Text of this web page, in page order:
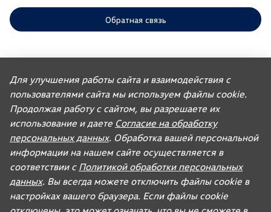
Обратная связь
предусмотренных законодательством РФ, по удовлетворению
требований покупателей автомобилей, ранее изготовленных или
импортированных ООО «ФОЛЬКСВАГЕН Груп Рус». Учитывая это, ООО
«АГР» не несет ответственности за качество автомобилей,
импортированных с других рынков третьими лицами, а также за их
соответствие установленным в Российской Федерации обязательным
требованиям и не обязано по законодательству РФ удовлетворять
требования, связанные с недостатками качества таких автомобилей.
При покупке автомобиля рекомендуем требовать от продавца
документ, в котором должна содержаться информация об импортере
данного автомобиля.
Для автомобилей бренда дилерское предприятие осуществляет
продажу запасных частей и организацию послепродажного
обслуживания.
Для улучшения работы сайта и взаимодействия с
пользователями сайта мы используем файлы cookie.
Продолжая работу с сайтом, вы разрешаете их
использование и даете Согласие на обработку
персональных данных. Обработка вашей персональной
информации на нашем сайте осуществляется в
соответствии с Политикой обработки персональных
данных. Вы всегда можете отключить файлы cookie в
настройках вашего браузера. Если файлы cookie